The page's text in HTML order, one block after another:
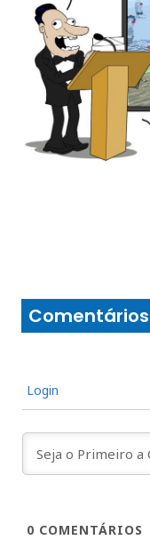
Comentários
Login
0 COMENTÁRIOS